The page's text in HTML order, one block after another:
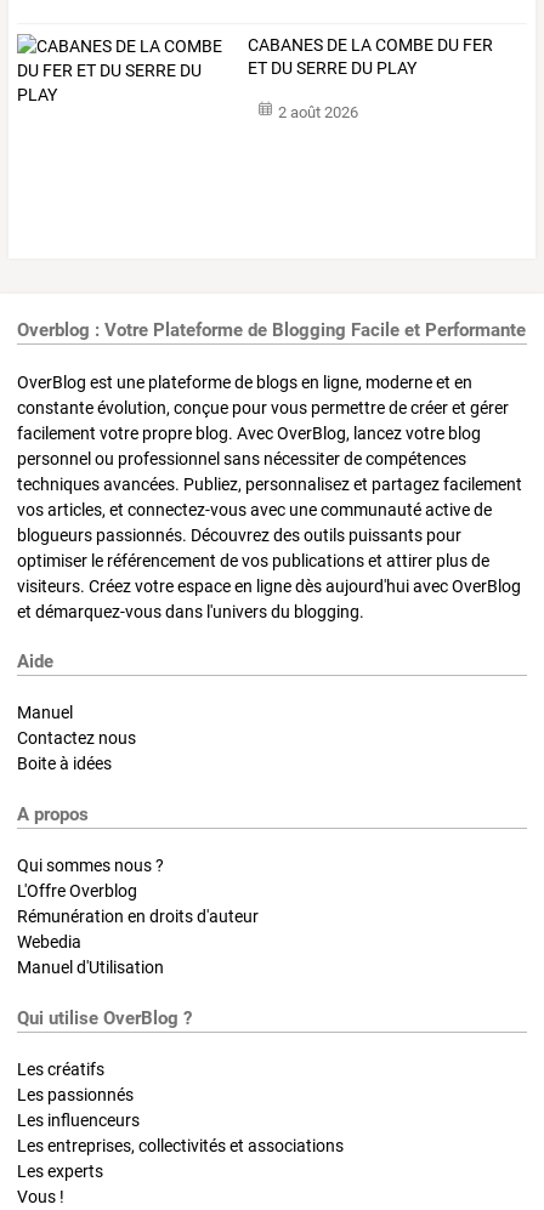
CABANES DE LA COMBE DU FER
ET DU SERRE DU PLAY
2 août 2026
Overblog : Votre Plateforme de Blogging Facile et Performante
OverBlog est une plateforme de blogs en ligne, moderne et en
constante évolution, conçue pour vous permettre de créer et gérer
facilement votre propre blog. Avec OverBlog, lancez votre blog
personnel ou professionnel sans nécessiter de compétences
techniques avancées. Publiez, personnalisez et partagez facilement
vos articles, et connectez-vous avec une communauté active de
blogueurs passionnés. Découvrez des outils puissants pour
optimiser le référencement de vos publications et attirer plus de
visiteurs. Créez votre espace en ligne dès aujourd'hui avec OverBlog
et démarquez-vous dans l'univers du blogging.
Aide
Manuel
Contactez nous
Boite à idées
A propos
Qui sommes nous ?
L'Offre Overblog
Rémunération en droits d'auteur
Webedia
Manuel d'Utilisation
Qui utilise OverBlog ?
Les créatifs
Les passionnés
Les influenceurs
Les entreprises, collectivités et associations
Les experts
Vous !